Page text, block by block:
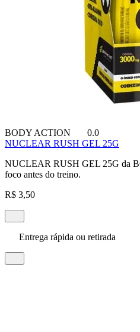
BODY ACTION
0.0
NUCLEAR RUSH GEL 25G
NUCLEAR RUSH GEL 25G da
foco antes do treino.
R$ 3,50
Entrega rápida ou retirada